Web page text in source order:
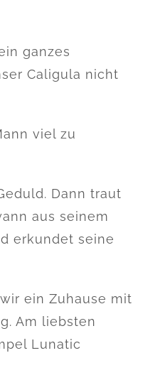
ganzes
Caligula nicht
viel zu
Dann traut
aus seinem
erkundet seine
ein Zuhause mit
Am liebsten
Lunatic